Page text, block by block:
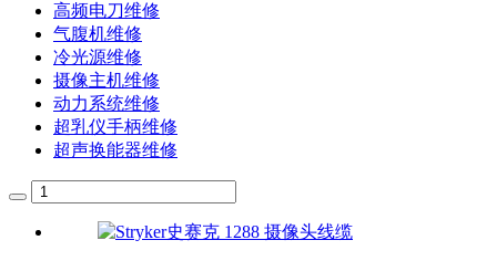
高频电刀维修
气腹机维修
冷光源维修
摄像主机维修
动力系统维修
超乳仪手柄维修
超声换能器维修